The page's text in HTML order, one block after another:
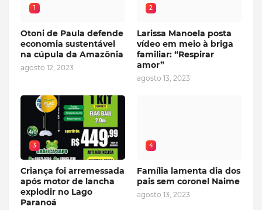
1
Otoni de Paula defende
economia sustentável
na cúpula da Amazônia
agosto 12, 2023
2
Larissa Manoela posta
vídeo em meio à briga
familiar: “Respirar
amor”
agosto 13, 2023
3
Criança foi arremessada
após motor de lancha
explodir no Lago
Paranoá
4
Família lamenta dia dos
pais sem coronel Naime
agosto 13, 2023